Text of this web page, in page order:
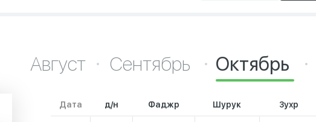
Август Сентябрь Октябрь
Дата д/н Фаджр Шурук Зухр